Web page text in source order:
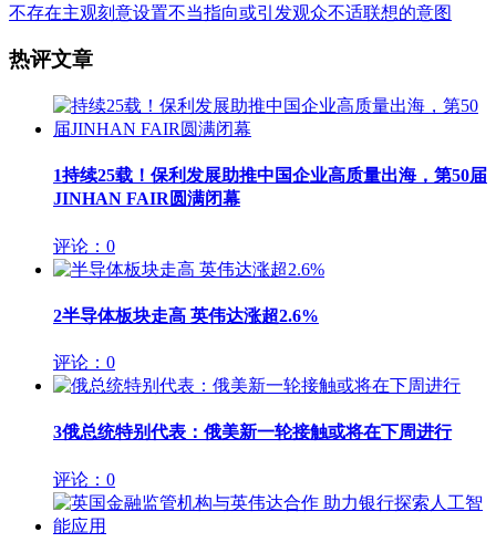
不存在主观刻意设置不当指向或引发观众不适联想的意图
热评文章
1持续25载！保利发展助推中国企业高质量出海，第50届
JINHAN FAIR圆满闭幕
评论：0
2半导体板块走高 英伟达涨超2.6%
评论：0
3俄总统特别代表：俄美新一轮接触或将在下周进行
评论：0